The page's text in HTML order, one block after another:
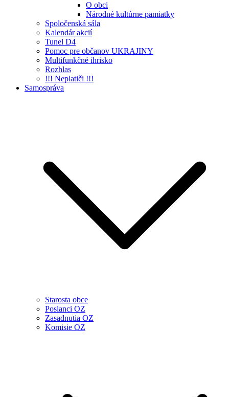
O obci
Národné kultúrne pamiatky
Spoločenská sála
Kalendár akcií
Tunel D4
Pomoc pre občanov UKRAJINY
Multifunkčné ihrisko
Rozhlas
!!! Neplatiči !!!
Samospráva
Starosta obce
Poslanci OZ
Zasadnutia OZ
Komisie OZ